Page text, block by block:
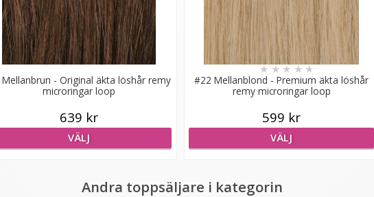
- Original äkta löshår remy
microringar loop
639 kr
VÄLJ
#22 Mellanblond - Premium äkta löshår
remy microringar loop
★★★★★
599 kr
VÄLJ
Andra toppsäljare i kategorin